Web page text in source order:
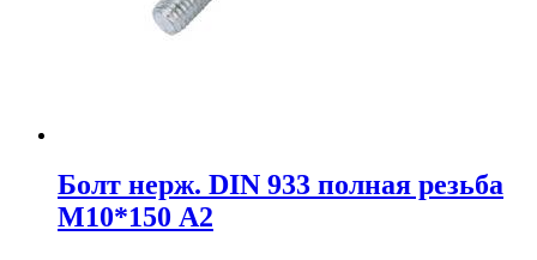
Болт нерж. DIN 933 полная резьба
М10*150 А2